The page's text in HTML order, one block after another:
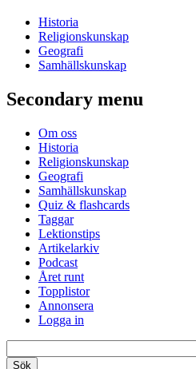
Historia
Religionskunskap
Geografi
Samhällskunskap
Secondary menu
Om oss
Historia
Religionskunskap
Geografi
Samhällskunskap
Quiz & flashcards
Taggar
Lektionstips
Artikelarkiv
Podcast
Året runt
Topplistor
Annonsera
Logga in